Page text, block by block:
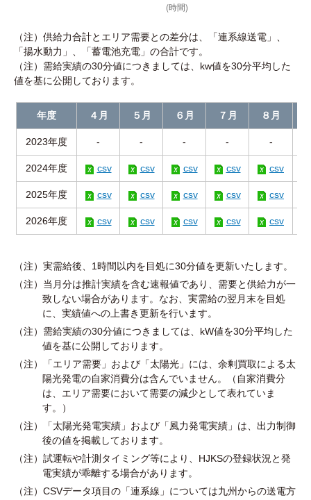
（注）供給力合計とエリア需要との差分は、「連系線送電」、
「揚水動力」、「蓄電池充電」の合計です。
（注）需給実績の30分値につきましては、kw値を30分平均した
値を基に公開しております。
年度 ４月 ５月 ６月 ７月 ８月
2023年度 - - - - -
2024年度 csv csv csv csv csv
2025年度 csv csv csv csv csv
2026年度 csv csv csv csv csv
（注）実需給後、1時間以内を目処に30分値を更新いたします。
（注）当月分は推計実績を含む速報値であり、需要と供給力が一
致しない場合があります。なお、実需給の翌月末を目処
に、実績値への上書き更新を行います。
（注）需給実績の30分値につきましては、kW値を30分平均した
値を基に公開しております。
（注）「エリア需要」および「太陽光」には、余剰買取による太
陽光発電の自家消費分は含んでいません。（自家消費分
は、エリア需要において需要の減少として表れていま
す。）
（注）「太陽光発電実績」および「風力発電実績」は、出力制御
後の値を掲載しております。
（注）試運転や計測タイミング等により、HJKSの登録状況と発
電実績が乖離する場合があります。
（注）CSVデータ項目の「連系線」については九州からの送電方